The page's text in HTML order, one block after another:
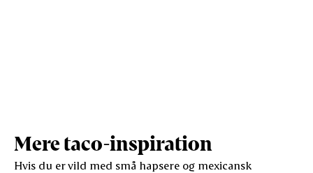
Mere taco-inspiration
Hvis du er vild med små hapsere og mexicansk